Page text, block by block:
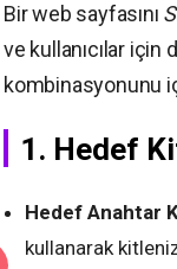
Bir web sayfasını
ve kullanıcılar
kombinasyonunu
1. Hedef
Hedef Anahtar
kullanarak